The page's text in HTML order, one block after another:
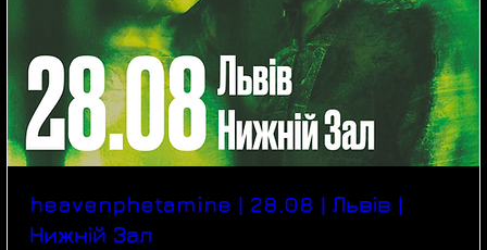
heavenphetamine | 28.08 | Львів |
Нижній Зал